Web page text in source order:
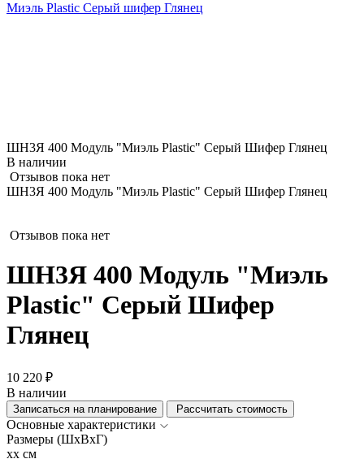
Миэль Plastic Серый шифер Глянец
ШН3Я 400 Модуль "Миэль Plastic" Серый Шифер Глянец
В наличии
Отзывов пока нет
ШН3Я 400 Модуль "Миэль Plastic" Серый Шифер Глянец
Отзывов пока нет
ШН3Я 400 Модуль "Миэль
Plastic" Серый Шифер
Глянец
10 220 ₽
В наличии
Записаться на планирование Рассчитать стоимость
Основные характеристики
Размеры (ШхВхГ)
xx см